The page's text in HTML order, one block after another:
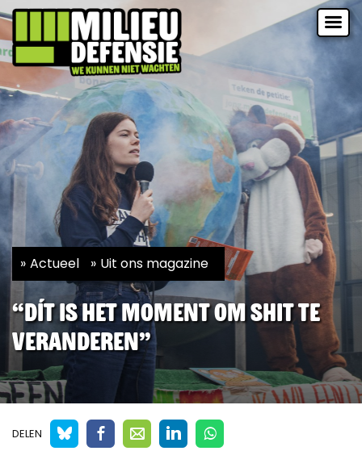
Actueel Uit ons magazine
“Dít is het moment om shit te
veranderen”
DELEN